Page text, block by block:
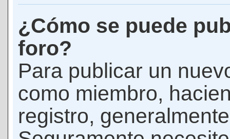
¿Cómo se puede
foro?
Para publicar un
como miembro,
registro,